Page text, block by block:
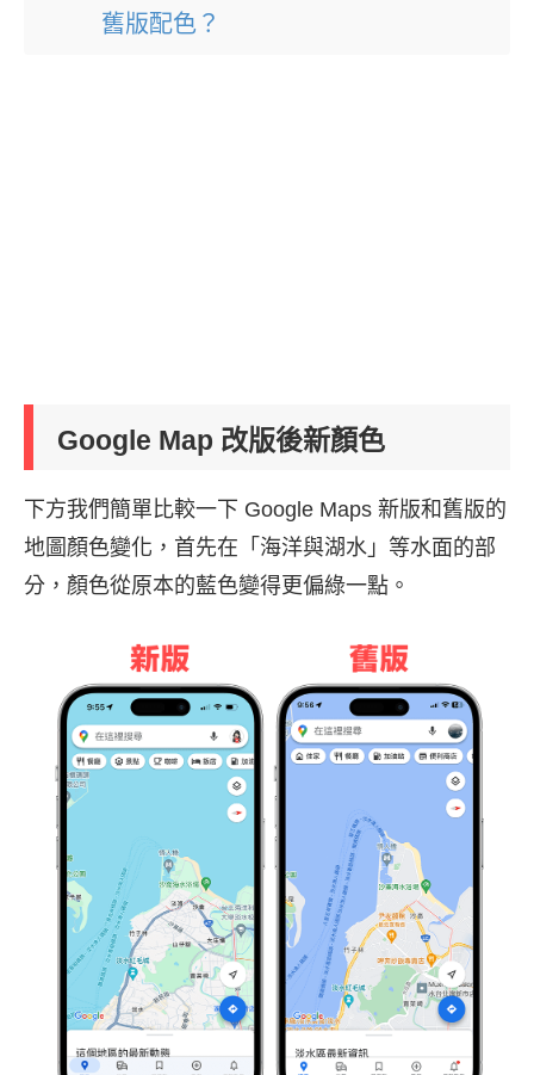
舊版配色？
Google Map 改版後新顏色
下方我們簡單比較一下 Google Maps 新版和舊版的
地圖顏色變化，首先在「海洋與湖水」等水面的部
分，顏色從原本的藍色變得更偏綠一點。